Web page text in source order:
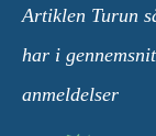
Artiklen Turun
har i
anmeldelser